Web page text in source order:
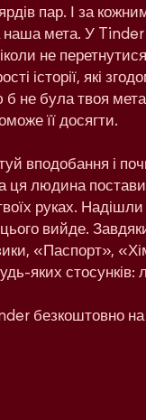
пар. І за
мета. У
не
історії, які
не була твоя мета
її досягти.
вподобання і
ця людина
руках.
вийде.
«Паспорт»,
яких стосунків:
безкоштовно